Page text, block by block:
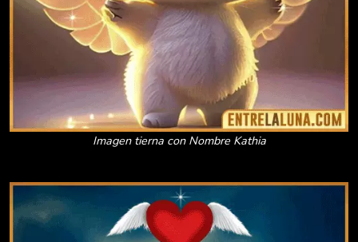
Imagen tierna con Nombre Kathia